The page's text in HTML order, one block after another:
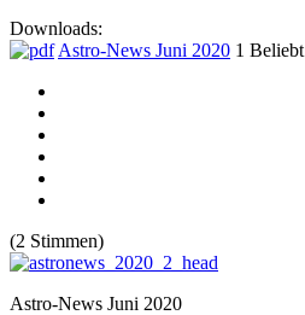
Downloads:
Astro-News Juni 2020 1 Beliebt
(2 Stimmen)
Astro-News Juni 2020